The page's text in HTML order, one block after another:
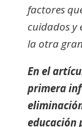
factores
cuidados y
la otra
En el
primera
educación